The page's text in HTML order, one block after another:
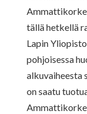
tällä hetkellä
Lapin
pohjoisessa
alkuvaiheesta
on saatu